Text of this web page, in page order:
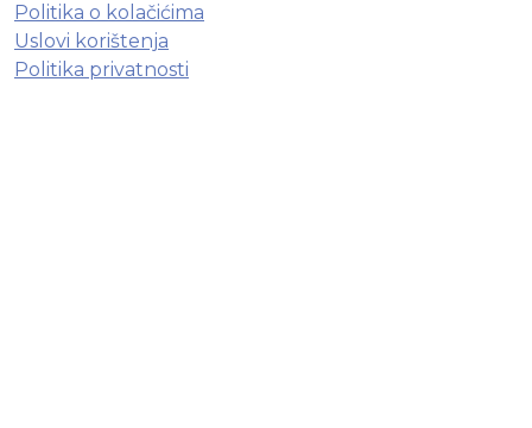
Politika o kolačićima
Uslovi korištenja
Politika privatnosti